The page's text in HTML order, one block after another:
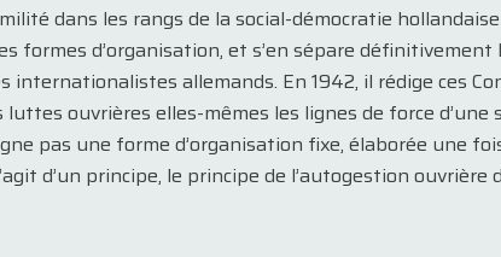
dans les rangs de la social-démocratie
formes d’organisation, et s’en sépare
allemands. En 1942, il rédige ces
ouvrières elles-mêmes les lignes de force d’une
pas une forme d’organisation fixe, élaborée une
d’un principe, le principe de l’autogestion ouvrière